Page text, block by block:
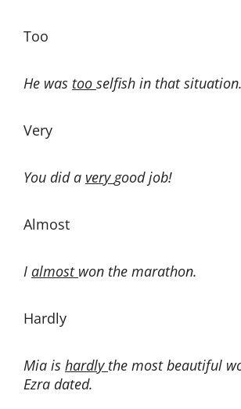
Too
He was too selfish in that situation.
Very
You did a verygood job!
Almost
I almost won the marathon.
Hardly
Mia is hardly the most beautiful
Ezra dated.